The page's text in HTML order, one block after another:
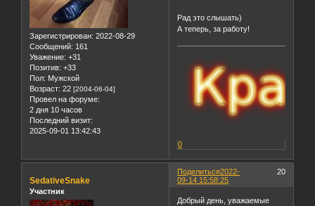
Зарегистрирован: 2022-08-29
Сообщений: 161
Уважение: +31
Позитив: +33
Пол: Мужской
Возраст: 22 [2004-06-04]
Провел на форуме:
2 дня 10 часов
Последний визит:
2025-09-01 13:42:43
Рад это слышать)
А теперь, за работу!
0
Поделиться 20
2022-
09-14 15:58:25
SedativeSnake
Участник
Добрый день, уважаемые